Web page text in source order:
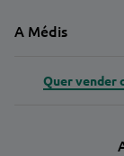
A Médis
Quer vender